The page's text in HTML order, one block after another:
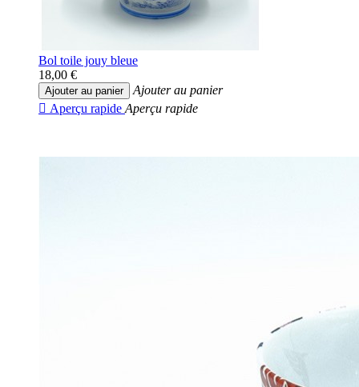
Bol toile jouy bleue
18,00 €
Ajouter au panier
Ajouter au panier
 Aperçu rapide Aperçu rapide